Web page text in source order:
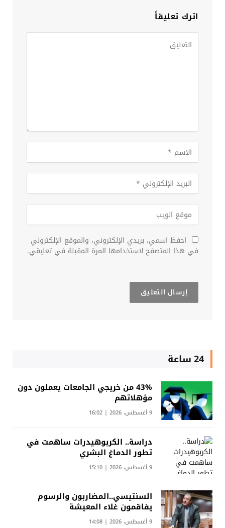
اترك تعليقاً
احفظ اسمي، بريدي الإلكتروني، والموقع الإلكتروني
في هذا المتصفح لاستخدامها المرة المقبلة في تعليقي.
24 ساعة
43% من خريجي الجامعات يعملون دون
مؤهلاتهم
9 أغسطس، 2026 | 16:02
دراسة.. الكربوهيدرات ساهمت في
تطور الدماغ البشري
9 أغسطس، 2026 | 15:10
السنتيسي..المضاربون والرسوم
يفاقمون غلاء المعيشة
9 أغسطس، 2026 | 14:08